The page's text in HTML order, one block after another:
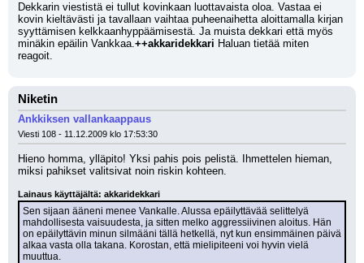
Dekkarin viestistä ei tullut kovinkaan luottavaista oloa. Vastaa ei
kovin kieltävästi ja tavallaan vaihtaa puheenaihetta aloittamalla kirjan
syyttämisen kelkkaanhyppäämisestä. Ja muista dekkari että myös
minäkin epäilin Vankkaa.++akkaridekkari Haluan tietää miten
reagoit.
Niketin
Ankkiksen vallankaappaus
Viesti 108 - 11.12.2009 klo 17:53:30
Hieno homma, ylläpito! Yksi pahis pois pelistä. Ihmettelen hieman,
miksi pahikset valitsivat noin riskin kohteen.
Lainaus käyttäjältä: akkaridekkari
Sen sijaan ääneni menee Vankalle. Alussa epäilyttävää selittelyä
mahdollisesta vaisuudesta, ja sitten melko aggressiivinen aloitus. Hän
on epäilyttävin minun silmääni tällä hetkellä, nyt kun ensimmäinen päivä
alkaa vasta olla takana. Korostan, että mielipiteeni voi hyvin vielä
muuttua.